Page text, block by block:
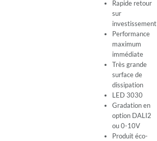
Rapide retour
sur
investissement
Performance
maximum
immédiate
Très grande
surface de
dissipation
LED 3030
Gradation en
option DALI2
ou 0-10V
Produit éco-